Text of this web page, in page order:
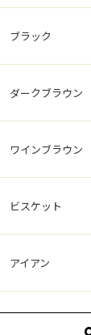
ブラック
ダークブラウン
ワインブラウン
ビスケット
アイアン